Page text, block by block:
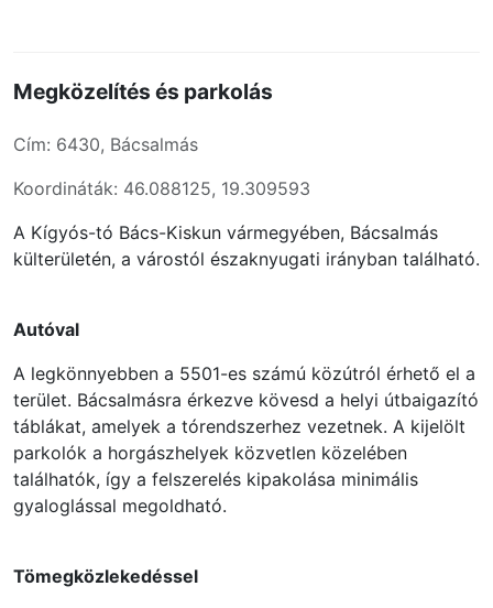
Megközelítés és parkolás
Cím: 6430, Bácsalmás
Koordináták: 46.088125, 19.309593
A Kígyós-tó Bács-Kiskun vármegyében, Bácsalmás
külterületén, a várostól északnyugati irányban található.
Autóval
A legkönnyebben a 5501-es számú közútról érhető el a
terület. Bácsalmásra érkezve kövesd a helyi útbaigazító
táblákat, amelyek a tórendszerhez vezetnek. A kijelölt
parkolók a horgászhelyek közvetlen közelében
találhatók, így a felszerelés kipakolása minimális
gyaloglással megoldható.
Tömegközlekedéssel